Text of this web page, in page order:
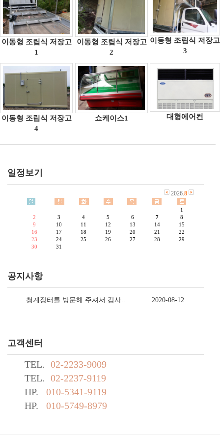
이동형 조립식 저장고
1
이동형 조립식 저장고
2
이동형 조립식 저장고
3
이동형 조립식 저장고
4
쇼케이스1 대형에어컨
일정보기
2026. 8
1
2
3 4 5 6 7
8
9
10 11 12 13 14
15
16
17 18 19 20 21
22
23
24 25 26 27 28
29
30
31
공지사항
청계장터를 방문해 주셔서 감사.. 2020-08-12
고객센터
TEL. 02-2233-9009
TEL. 02-2237-9119
HP.
010-5341-9119
HP.
010-5749-8979